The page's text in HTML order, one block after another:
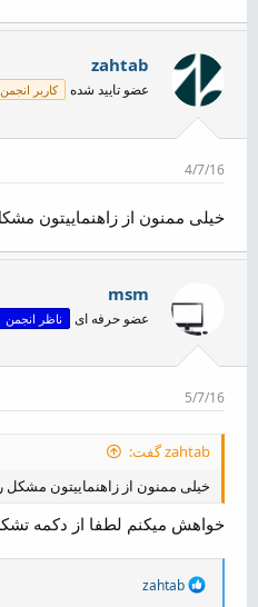
zahtab
عضو تایید شده کاربر انجمن
4/7/16
خیلی ممنون از زاهنماییتون
msm
عضو حرفه ای ناظر انجمن
5/7/16
zahtab گفت:
خیلی ممنون از زاهنماییتون مشکل
خواهش میکنم لطفا از دکمه
R
zahtab